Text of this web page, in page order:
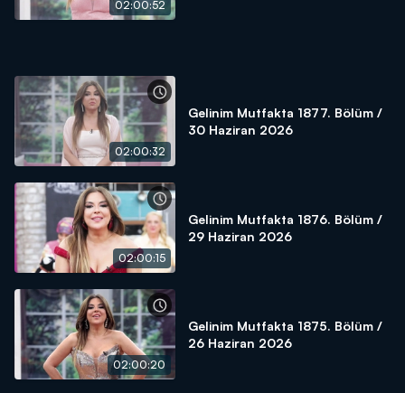
02:00:52
02:00:32
Gelinim Mutfakta 1877. Bölüm /
30 Haziran 2026
02:00:15
Gelinim Mutfakta 1876. Bölüm /
29 Haziran 2026
02:00:20
Gelinim Mutfakta 1875. Bölüm /
26 Haziran 2026